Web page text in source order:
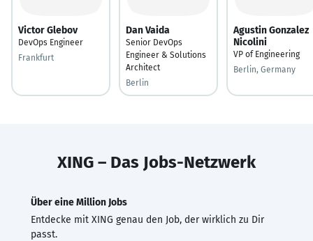
Victor Glebov
DevOps Engineer
Frankfurt
Dan Vaida
Senior DevOps
Engineer & Solutions
Architect
Berlin
Agustin Gonzalez
Nicolini
VP of Engineering
Berlin, Germany
XING – Das Jobs-Netzwerk
Über eine Million Jobs
Entdecke mit XING genau den Job, der wirklich zu Dir
passt.